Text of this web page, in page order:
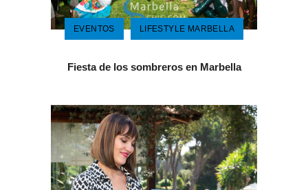
EVENTOS LIFESTYLE MARBELLA
Fiesta de los sombreros en Marbella